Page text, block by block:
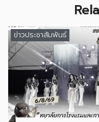
ข่าวประชาสัมพันธ์